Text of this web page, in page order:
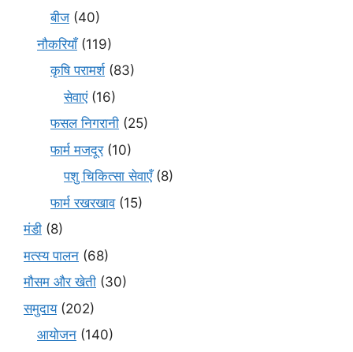
बीज (40)
नौकरियाँ(119)
कृषि परामर्श(83)
सेवाएं(16)
फसल निगरानी (25)
फार्म मजदूर(10)
पशु चिकित्सा सेवाएँ(8)
फार्म रखरखाव(15)
मंडी (8)
मत्स्य पालन (68)
मौसम और खेती (30)
समुदाय(202)
आयोजन (140)